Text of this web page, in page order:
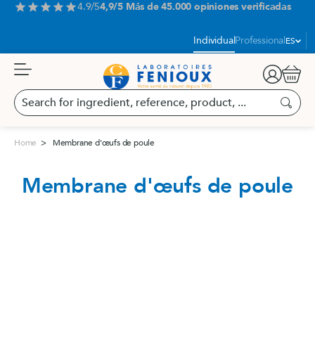
star star star star star4.9/54,9/5 Más de 45.000 opiniones verificadas
IndividualProfessional
Idioma:
ES
Search
for
reference,
Buscar
Home Membrane d'œufs de poule
Membrane d'œufs de poule